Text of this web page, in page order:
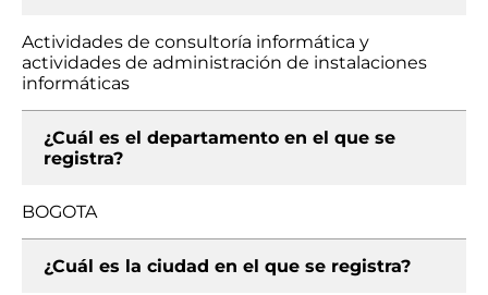
Actividades de consultoría informática y
actividades de administración de instalaciones
informáticas
¿Cuál es el departamento en el que se
registra?
BOGOTA
¿Cuál es la ciudad en el que se registra?